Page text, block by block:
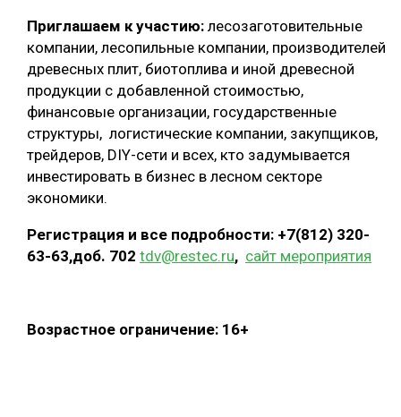
Приглашаем к участию: лесозаготовительные
компании, лесопильные компании, производителей
древесных плит, биотоплива и иной древесной
продукции с добавленной стоимостью,
финансовые организации, государственные
структуры, логистические компании, закупщиков,
трейдеров, DIY-сети и всех, кто задумывается
инвестировать в бизнес в лесном секторе
экономики.
Регистрация и все подробности: +7(812) 320-
63-63,доб. 702 tdv@restec.ru, сайт мероприятия
Возрастное ограничение: 16+